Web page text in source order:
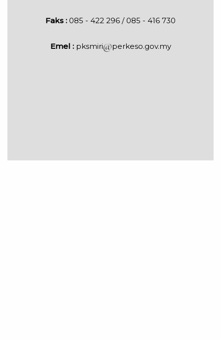
Faks : 085 - 422 296 / 085 - 416 730
Emel :pksmiri perkeso.gov.my